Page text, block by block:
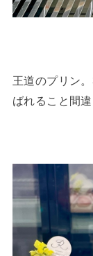
王道のプリン
ばれること間違